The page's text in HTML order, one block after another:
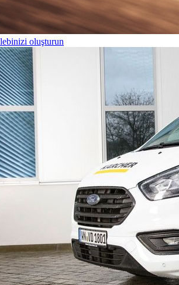
oluşturun